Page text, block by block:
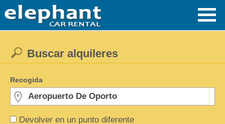
Devolver en un punto diferente
Buscar alquileres
Recogida